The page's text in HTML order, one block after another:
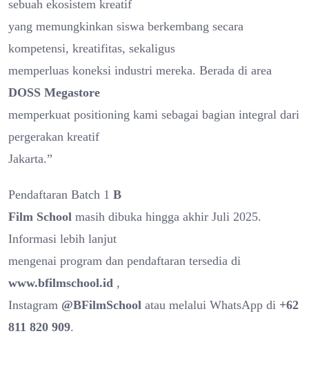
sebuah ekosistem kreatif
yang memungkinkan siswa berkembang secara
kompetensi, kreatifitas, sekaligus
memperluas koneksi industri mereka. Berada di area
DOSS Megastore
memperkuat positioning kami sebagai bagian integral dari
pergerakan kreatif
Jakarta.”
Pendaftaran Batch 1 B
Film School masih dibuka hingga akhir Juli 2025.
Informasi lebih lanjut
mengenai program dan pendaftaran tersedia di
www.bfilmschool.id ,
Instagram @BFilmSchool atau melalui WhatsApp di +62
811 820 909.